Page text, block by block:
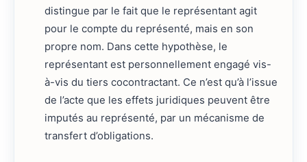
distingue par le fait que le représentant agit
pour le compte du représenté, mais en son
propre nom. Dans cette hypothèse, le
représentant est personnellement engagé vis-
à-vis du tiers cocontractant. Ce n’est qu’à l’issue
de l’acte que les effets juridiques peuvent être
imputés au représenté, par un mécanisme de
transfert d’obligations.